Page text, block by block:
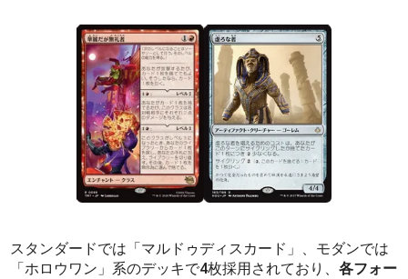
スタンダードでは「マルドゥディスカード」、モダンでは
「ホロウワン」系のデッキで4枚採用されており、各フォー